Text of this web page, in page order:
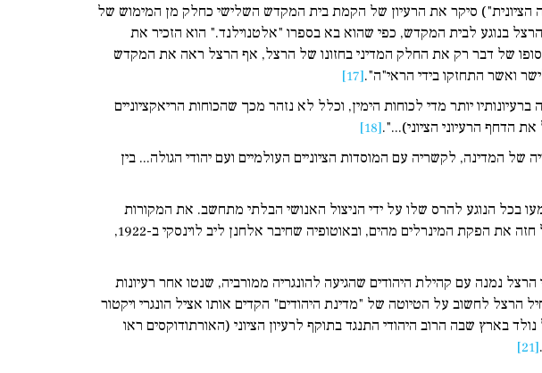
סיקר את הרעיון של הקמת בית המקדש השלישי כחלק מן המימוש של
בנוגע לבית המקדש, כפי שהוא בא בספרו "אלטנוילנד." הוא הזכיר את
של דבר רק את החלק המדיני בחזונו של הרצל, אף הרצל ראה את המקדש
ואשר התחזקו בידי הראי"ה".[17]
יותר מדי לכוחות הימין, וכלל לא נזהר מכך שהכוחות הריאקציוניים
הדחף הרעיוני הציוני)...".[18]
המדינה, לקשריה עם המוסדות הציוניים העולמיים ועם יהודי הגולה... בין
בכל הנוגע להרס שלו על ידי הניצול האנושי הבלתי מתחשב. את המקורות
לגישה ההרסנית בנוגע לים מצאו בין שאר הדברים "...בשורשי הציונות והיחס שלה לטבע. בנימין זאב הרצל חזה את הפקת המינרלים מהים, ובאוטופיה שחיבר אלחנן ליב לוינסקי ב-1922,
נמנה עם קהילת היהודים שהגיעה להונגריה ממורביה, שנטו אחר רעיונות
הרצל לחשוב על הטיוטה של "מדינת היהודים" הקדים אותו אציל הונגרי ויקטור
בארץ שבה הרוב היהודי התנגד בתוקף לרעיון הציוני (האורתודוקסים ראו
[21]